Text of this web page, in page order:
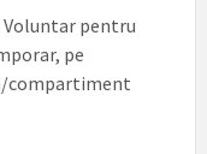
Voluntar pentru
pe
compartiment